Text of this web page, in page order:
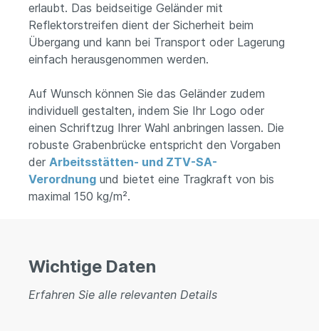
erlaubt. Das beidseitige Geländer mit
Reflektorstreifen dient der Sicherheit beim
Übergang und kann bei Transport oder Lagerung
einfach herausgenommen werden.
Auf Wunsch können Sie das Geländer zudem
individuell gestalten, indem Sie Ihr Logo oder
einen Schriftzug Ihrer Wahl anbringen lassen. Die
robuste Grabenbrücke entspricht den Vorgaben
der Arbeitsstätten- und ZTV-SA-
Verordnung und bietet eine Tragkraft von bis
maximal 150 kg/m².
Wichtige Daten
Erfahren Sie alle relevanten Details